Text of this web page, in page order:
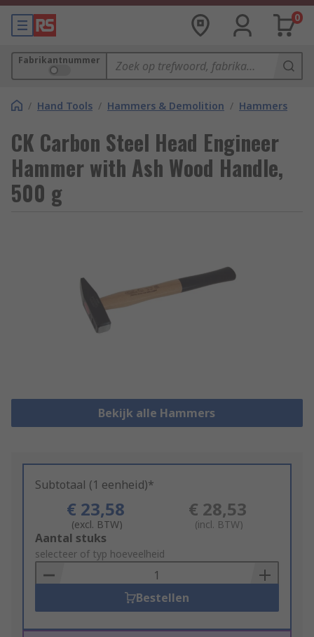
0
Fabrikantnummer
/ Hand Tools / Hammers & Demolition / Hammers
CK Carbon Steel Head Engineer
Hammer with Ash Wood Handle,
500 g
Bekijk alle Hammers
Subtotaal (1 eenheid)*
€ 23,58
(excl. BTW)
€ 28,53
(incl. BTW)
Add
to
Basket
Aantal stuks
selecteer of typ hoeveelheid
Bestellen